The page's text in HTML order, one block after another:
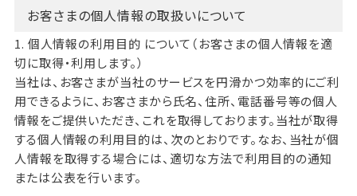
お客さまの個人情報の取扱いについて
1. 個人情報の利用目的 について（お客さまの個人情報を適
切に取得・利用します。）
当社は、お客さまが当社のサービスを円滑かつ効率的にご利
用できるように、お客さまから氏名、住所、電話番号等の個人
情報をご提供いただき、これを取得しております。当社が取得
する個人情報の利用目的は、次のとおりです。なお、当社が個
人情報を取得する場合には、適切な方法で利用目的の通知
または公表を行います。